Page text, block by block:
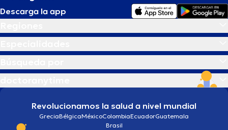
Descarga la app
Revolucionamos la salud a nivel mundial
GreciaBélgicaMéxicoColombiaEcuadorGuatemala
Brasil